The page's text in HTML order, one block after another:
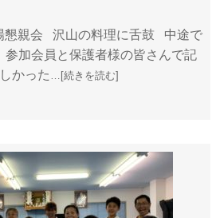
懇親会 沢山の料理に舌鼓 中途で
加会員と保護者様の皆さんで記
かった…[続きを読む]